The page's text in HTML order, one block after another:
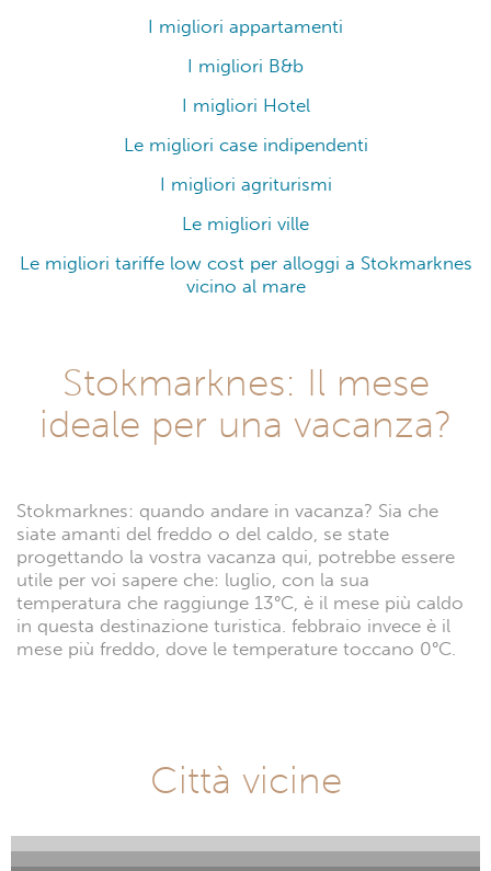
I migliori appartamenti
I migliori B&b
I migliori Hotel
Le migliori case indipendenti
I migliori agriturismi
Le migliori ville
Le migliori tariffe low cost per alloggi a Stokmarknes
vicino al mare
Stokmarknes: Il mese
ideale per una vacanza?
Stokmarknes: quando andare in vacanza? Sia che
siate amanti del freddo o del caldo, se state
progettando la vostra vacanza qui, potrebbe essere
utile per voi sapere che: luglio, con la sua
temperatura che raggiunge 13°C, è il mese più caldo
in questa destinazione turistica. febbraio invece è il
mese più freddo, dove le temperature toccano 0°C.
Città vicine